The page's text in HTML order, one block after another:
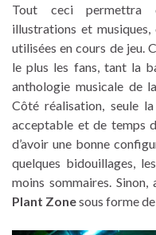
Tout ceci permettra
illustrations et
utilisées en cours de jeu.
le plus les fans, tant la
anthologie musicale de
Côté réalisation, seule
acceptable et de temps
d’avoir une bonne
quelques bidouillages,
moins sommaires.
Plant Zonesous forme